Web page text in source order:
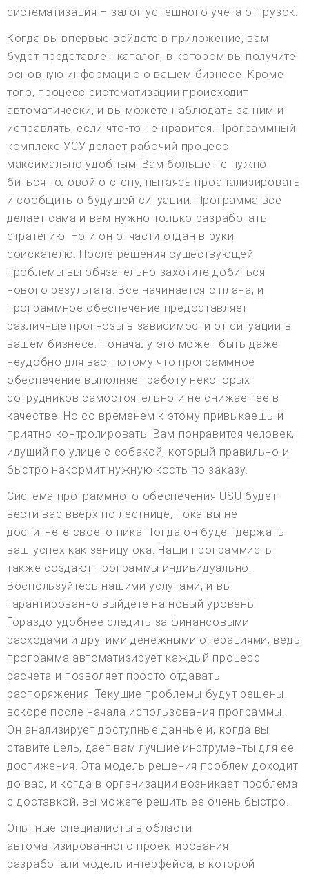
систематизация – залог успешного учета отгрузок.
Когда вы впервые войдете в приложение, вам
будет представлен каталог, в котором вы получите
основную информацию о вашем бизнесе. Кроме
того, процесс систематизации происходит
автоматически, и вы можете наблюдать за ним и
исправлять, если что-то не нравится. Программный
комплекс УСУ делает рабочий процесс
максимально удобным. Вам больше не нужно
биться головой о стену, пытаясь проанализировать
и сообщить о будущей ситуации. Программа все
делает сама и вам нужно только разработать
стратегию. Но и он отчасти отдан в руки
соискателю. После решения существующей
проблемы вы обязательно захотите добиться
нового результата. Все начинается с плана, и
программное обеспечение предоставляет
различные прогнозы в зависимости от ситуации в
вашем бизнесе. Поначалу это может быть даже
неудобно для вас, потому что программное
обеспечение выполняет работу некоторых
сотрудников самостоятельно и не снижает ее в
качестве. Но со временем к этому привыкаешь и
приятно контролировать. Вам понравится человек,
идущий по улице с собакой, который правильно и
быстро накормит нужную кость по заказу.
Система программного обеспечения USU будет
вести вас вверх по лестнице, пока вы не
достигнете своего пика. Тогда он будет держать
ваш успех как зеницу ока. Наши программисты
также создают программы индивидуально.
Воспользуйтесь нашими услугами, и вы
гарантированно выйдете на новый уровень!
Гораздо удобнее следить за финансовыми
расходами и другими денежными операциями, ведь
программа автоматизирует каждый процесс
расчета и позволяет просто отдавать
распоряжения. Текущие проблемы будут решены
вскоре после начала использования программы.
Он анализирует доступные данные и, когда вы
ставите цель, дает вам лучшие инструменты для ее
достижения. Эта модель решения проблем доходит
до вас, и когда в организации возникает проблема
с доставкой, вы можете решить ее очень быстро.
Опытные специалисты в области
автоматизированного проектирования
разработали модель интерфейса, в которой